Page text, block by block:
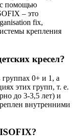
с помощью
– это
fix,
крепления
кресел?
0+ и 1, а
этих групп, т. е.
до 3-3,5 лет) и
внутренними